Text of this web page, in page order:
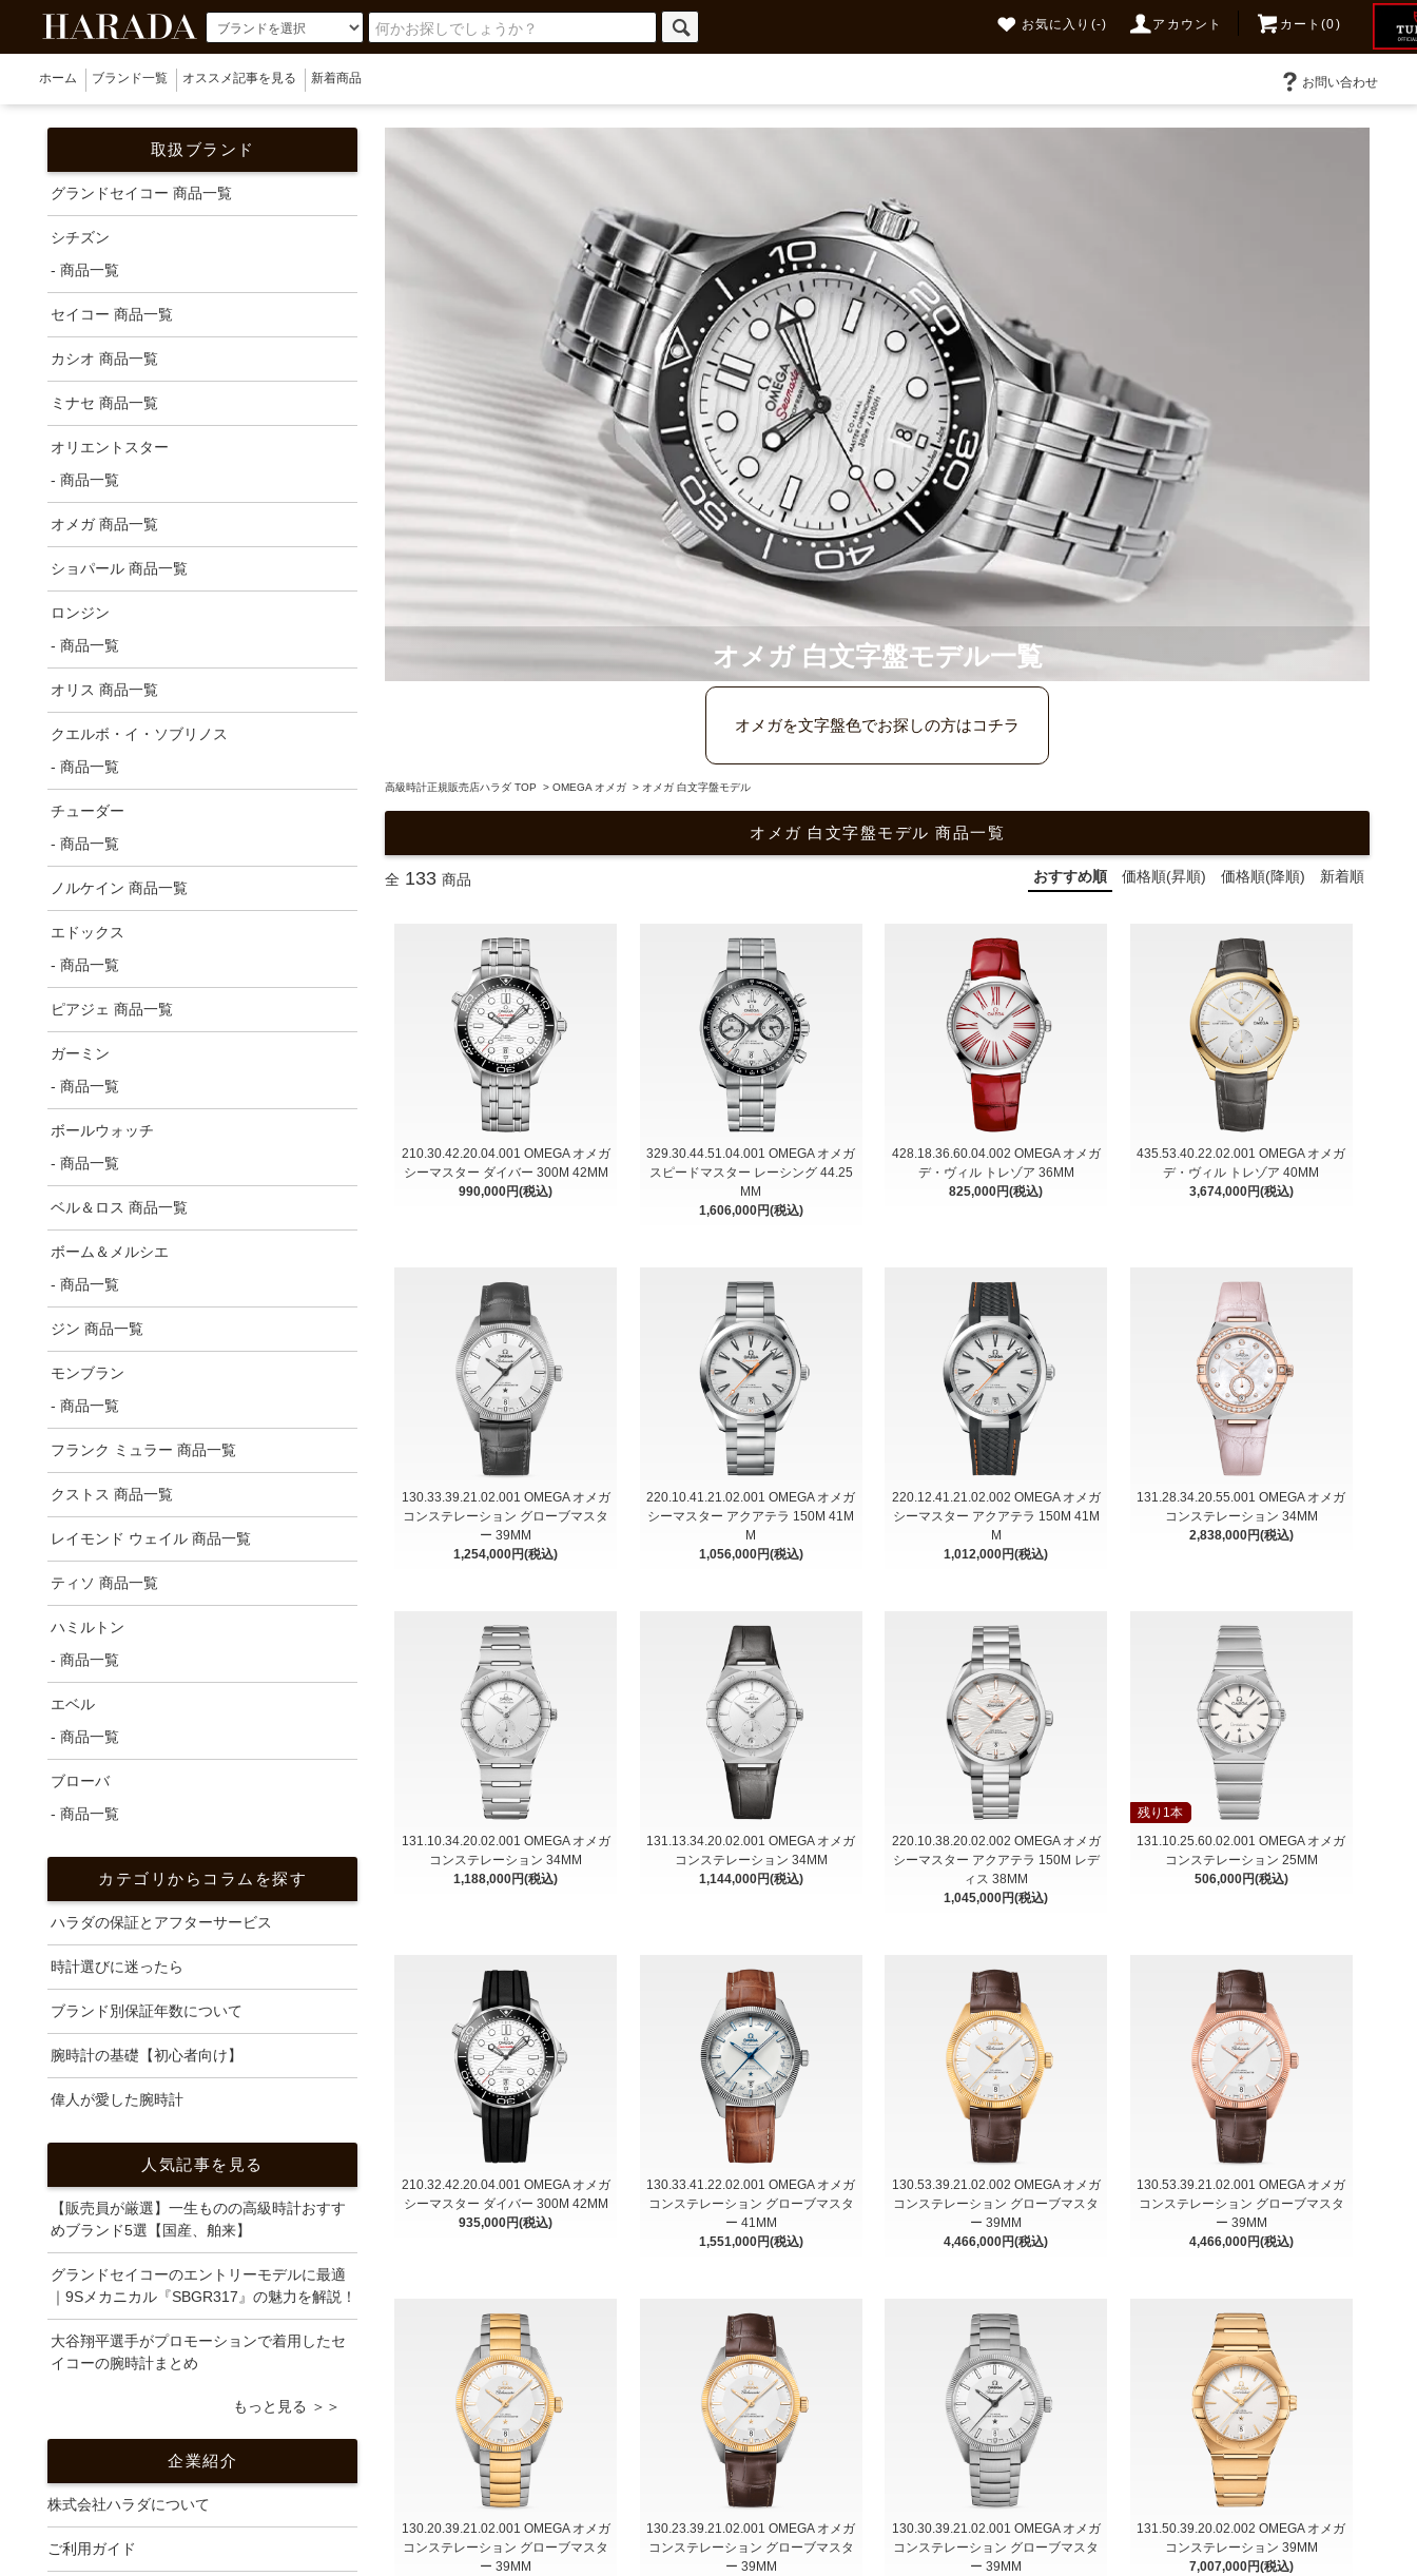
お気に入り (-) アカウント カート(0)
ホーム ブランド一覧 オススメ記事を見る 新着商品 お問い合わせ
オメガ 白文字盤モデル一覧
オメガを文字盤色でお探しの方はコチラ
高級時計正規販売店ハラダ TOP > OMEGA オメガ > オメガ 白文字盤モデル
オメガ 白文字盤モデル 商品一覧
全 133 商品 おすすめ順 価格順(昇順) 価格順(降順) 新着順
210.30.42.20.04.001 OMEGA オメガ
シーマスター ダイバー 300M 42MM
990,000円(税込)
329.30.44.51.04.001 OMEGA オメガ
スピードマスター レーシング 44.25
MM
1,606,000円(税込)
428.18.36.60.04.002 OMEGA オメガ
デ・ヴィル トレゾア 36MM
825,000円(税込)
435.53.40.22.02.001 OMEGA オメガ
デ・ヴィル トレゾア 40MM
3,674,000円(税込)
130.33.39.21.02.001 OMEGA オメガ
コンステレーション グローブマスタ
ー 39MM
1,254,000円(税込)
220.10.41.21.02.001 OMEGA オメガ
シーマスター アクアテラ 150M 41M
M
1,056,000円(税込)
220.12.41.21.02.002 OMEGA オメガ
シーマスター アクアテラ 150M 41M
M
1,012,000円(税込)
131.28.34.20.55.001 OMEGA オメガ
コンステレーション 34MM
2,838,000円(税込)
131.10.34.20.02.001 OMEGA オメガ
コンステレーション 34MM
1,188,000円(税込)
131.13.34.20.02.001 OMEGA オメガ
コンステレーション 34MM
1,144,000円(税込)
220.10.38.20.02.002 OMEGA オメガ
シーマスター アクアテラ 150M レデ
ィス 38MM
1,045,000円(税込)
残り1本
131.10.25.60.02.001 OMEGA オメガ
コンステレーション 25MM
506,000円(税込)
210.32.42.20.04.001 OMEGA オメガ
シーマスター ダイバー 300M 42MM
935,000円(税込)
130.33.41.22.02.001 OMEGA オメガ
コンステレーション グローブマスタ
ー 41MM
1,551,000円(税込)
130.53.39.21.02.002 OMEGA オメガ
コンステレーション グローブマスタ
ー 39MM
4,466,000円(税込)
130.53.39.21.02.001 OMEGA オメガ
コンステレーション グローブマスタ
ー 39MM
4,466,000円(税込)
130.20.39.21.02.001 OMEGA オメガ
コンステレーション グローブマスタ
ー 39MM
130.23.39.21.02.001 OMEGA オメガ
コンステレーション グローブマスタ
ー 39MM
130.30.39.21.02.001 OMEGA オメガ
コンステレーション グローブマスタ
ー 39MM
131.50.39.20.02.002 OMEGA オメガ
コンステレーション 39MM
7,007,000円(税込)
取扱ブランド
グランドセイコー 商品一覧
シチズン
- 商品一覧
セイコー 商品一覧
カシオ 商品一覧
ミナセ 商品一覧
オリエントスター
- 商品一覧
オメガ 商品一覧
ショパール 商品一覧
ロンジン
- 商品一覧
オリス 商品一覧
クエルボ・イ・ソブリノス
- 商品一覧
チューダー
- 商品一覧
ノルケイン 商品一覧
エドックス
- 商品一覧
ピアジェ 商品一覧
ガーミン
- 商品一覧
ボールウォッチ
- 商品一覧
ベル＆ロス 商品一覧
ボーム＆メルシエ
- 商品一覧
ジン 商品一覧
モンブラン
- 商品一覧
フランク ミュラー 商品一覧
クストス 商品一覧
レイモンド ウェイル 商品一覧
ティソ 商品一覧
ハミルトン
- 商品一覧
エベル
- 商品一覧
ブローバ
- 商品一覧
カテゴリからコラムを探す
ハラダの保証とアフターサービス
時計選びに迷ったら
ブランド別保証年数について
腕時計の基礎【初心者向け】
偉人が愛した腕時計
人気記事を見る
【販売員が厳選】一生ものの高級時計おすす
めブランド5選【国産、舶来】
グランドセイコーのエントリーモデルに最適
｜9Sメカニカル『SBGR317』の魅力を解説！
大谷翔平選手がプロモーションで着用したセ
イコーの腕時計まとめ
もっと見る ＞＞
企業紹介
株式会社ハラダについて
ご利用ガイド